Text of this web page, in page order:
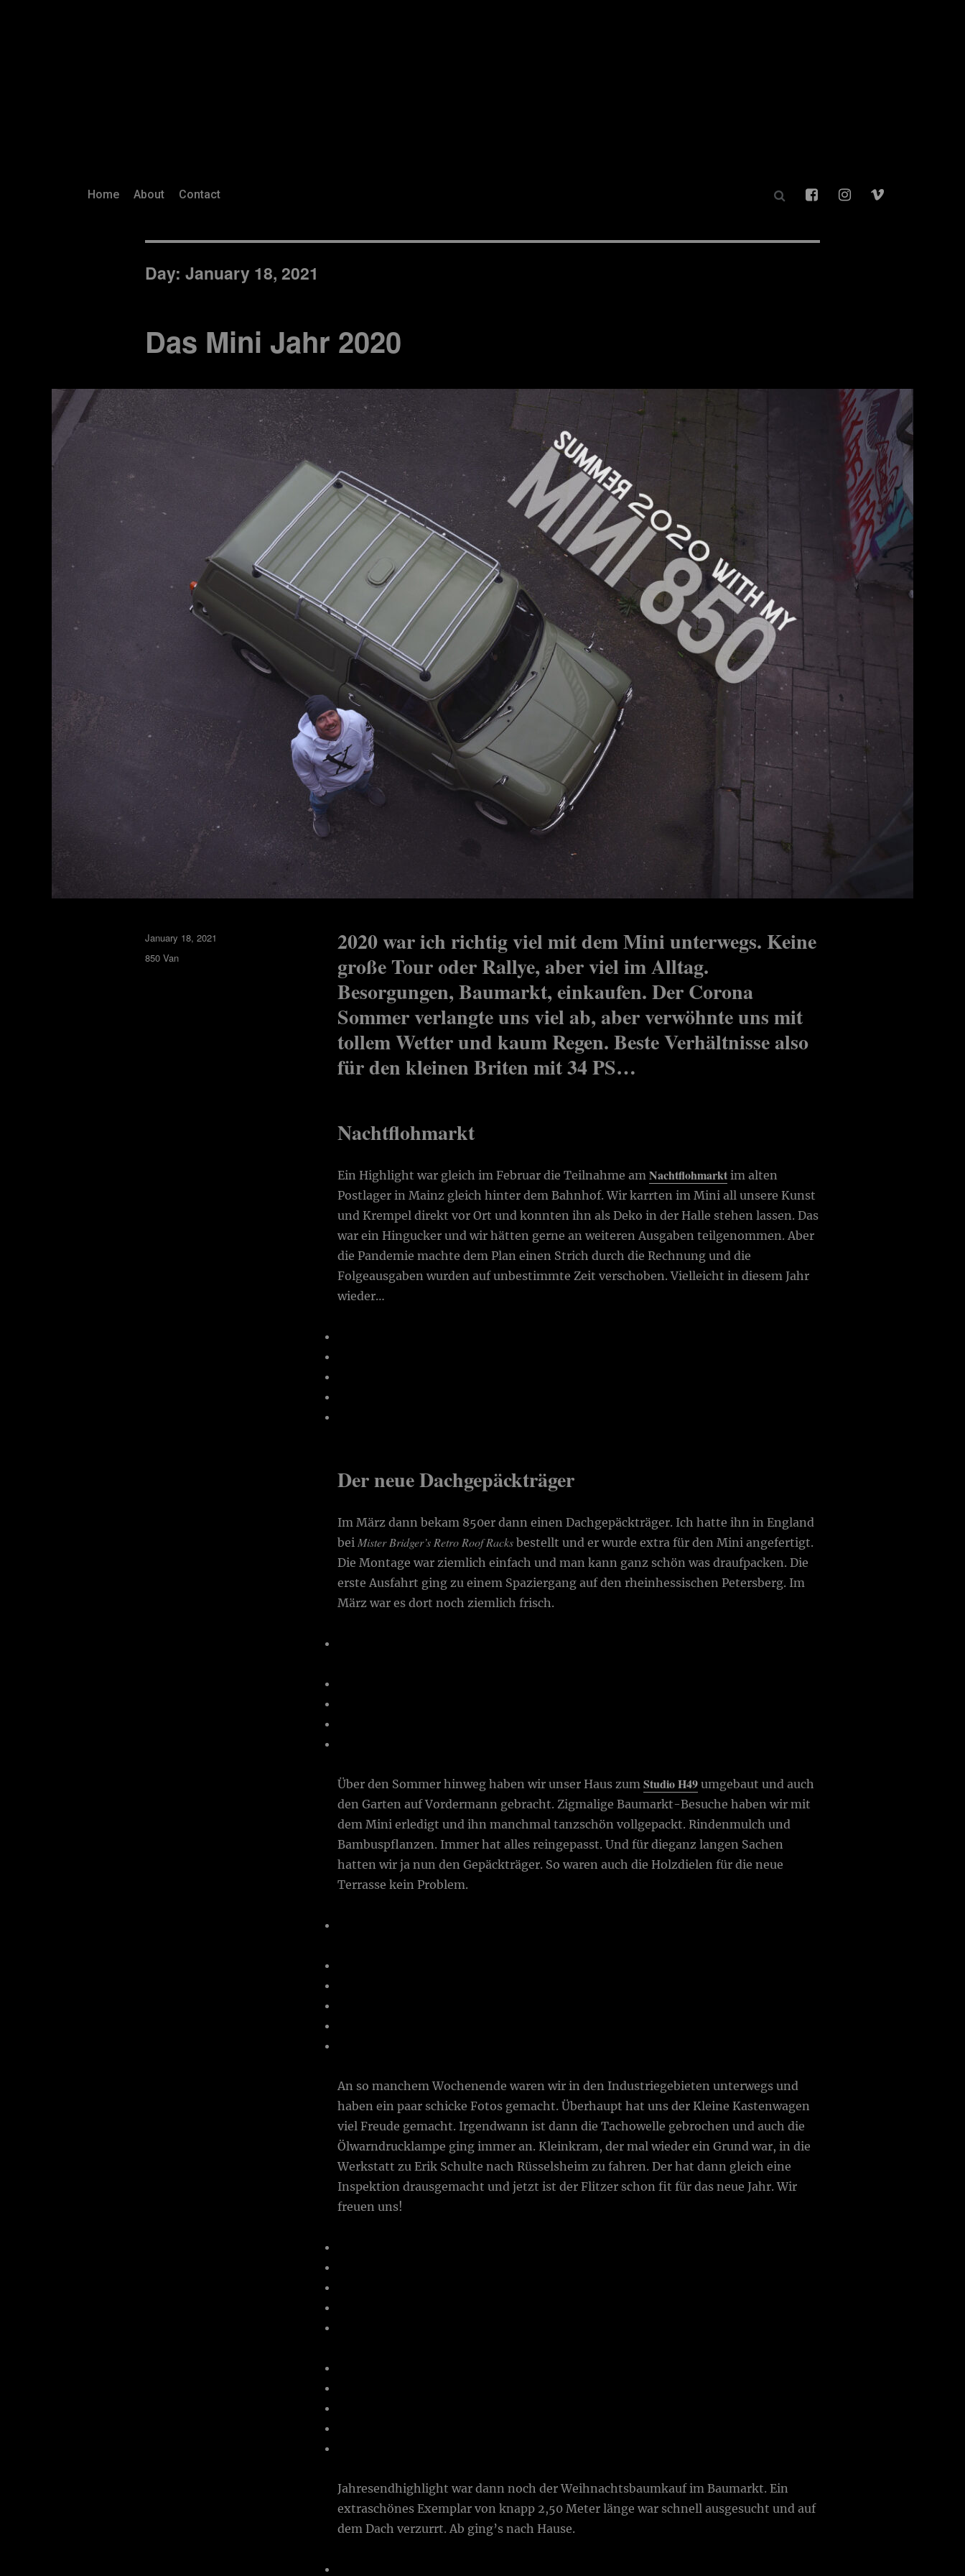
Home About Contact
Day: January 18, 2021
Das Mini Jahr 2020
2020 war ich richtig viel mit dem Mini unterwegs. Keine
große Tour oder Rallye, aber viel im Alltag.
Besorgungen, Baumarkt, einkaufen. Der Corona
Sommer verlangte uns viel ab, aber verwöhnte uns mit
tollem Wetter und kaum Regen. Beste Verhältnisse also
für den kleinen Briten mit 34 PS…
Nachtflohmarkt
Ein Highlight war gleich im Februar die Teilnahme amNachtflohmarkt im alten
Postlager in Mainz gleich hinter dem Bahnhof. Wir karrten im Mini all unsere Kunst
und Krempel direkt vor Ort und konnten ihn als Deko in der Halle stehen lassen. Das
war ein Hingucker und wir hätten gerne an weiteren Ausgaben teilgenommen. Aber
die Pandemie machte dem Plan einen Strich durch die Rechnung und die
Folgeausgaben wurden auf unbestimmte Zeit verschoben. Vielleicht in diesem Jahr
wieder…
Der neue Dachgepäckträger
Im März dann bekam 850er dann einen Dachgepäckträger. Ich hatte ihn in England
bei Mister Bridger’s Retro Roof Racks bestellt und er wurde extra für den Mini angefertigt.
Die Montage war ziemlich einfach und man kann ganz schön was draufpacken. Die
erste Ausfahrt ging zu einem Spaziergang auf den rheinhessischen Petersberg. Im
März war es dort noch ziemlich frisch.
Über den Sommer hinweg haben wir unser Haus zumStudio H49 umgebaut und auch
den Garten auf Vordermann gebracht. Zigmalige Baumarkt-Besuche haben wir mit
dem Mini erledigt und ihn manchmal tanzschön vollgepackt. Rindenmulch und
Bambuspflanzen. Immer hat alles reingepasst. Und für dieganz langen Sachen
hatten wir ja nun den Gepäckträger. So waren auch die Holzdielen für die neue
Terrasse kein Problem.
An so manchem Wochenende waren wir in den Industriegebieten unterwegs und
haben ein paar schicke Fotos gemacht. Überhaupt hat uns der Kleine Kastenwagen
viel Freude gemacht. Irgendwann ist dann die Tachowelle gebrochen und auch die
Ölwarndrucklampe ging immer an. Kleinkram, der mal wieder ein Grund war, in die
Werkstatt zu Erik Schulte nach Rüsselsheim zu fahren. Der hat dann gleich eine
Inspektion drausgemacht und jetzt ist der Flitzer schon fit für das neue Jahr. Wir
freuen uns!
Jahresendhighlight war dann noch der Weihnachtsbaumkauf im Baumarkt. Ein
extraschönes Exemplar von knapp 2,50 Meter länge war schnell ausgesucht und auf
dem Dach verzurrt. Ab ging’s nach Hause.
January 18, 2021
850 Van